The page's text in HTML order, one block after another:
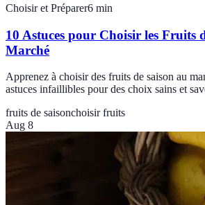
Choisir et Préparer6 min
10 Astuces pour Choisir les Fruits
Marché
Apprenez à choisir des fruits de saison au
astuces infaillibles pour des choix sains et
fruits de saisonchoisir fruits
Aug 8